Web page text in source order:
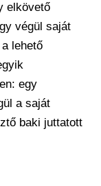
elkövető
végül saját
lehető
egy
a saját
baki juttatott